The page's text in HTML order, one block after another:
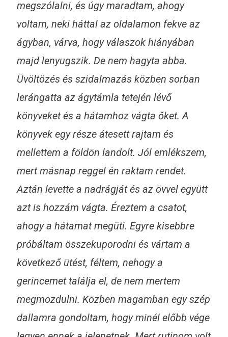
megszólalni, és úgy maradtam, ahogy
voltam, neki háttal az oldalamon fekve az
ágyban, várva, hogy válaszok hiányában
majd lenyugszik. De nem hagyta abba.
Üvöltözés és szidalmazás közben sorban
lerángatta az ágytámla tetején lévő
könyveket és a hátamhoz vágta őket. A
könyvek egy része átesett rajtam és
mellettem a földön landolt. Jól emlékszem,
mert másnap reggel én raktam rendet.
Aztán levette a nadrágját és az övvel együtt
azt is hozzám vágta. Éreztem a csatot,
ahogy a hátamat megüti. Egyre kisebbre
próbáltam összekuporodni és vártam a
következő ütést, féltem, nehogy a
gerincemet találja el, de nem mertem
megmozdulni. Közben magamban egy szép
dallamra gondoltam, hogy minél előbb vége